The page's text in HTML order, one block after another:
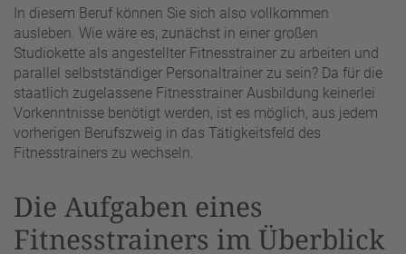
In diesem Beruf können Sie sich also vollkommen
ausleben. Wie wäre es, zunächst in einer großen
Studiokette als angestellter Fitnesstrainer zu arbeiten und
parallel selbstständiger Personaltrainer zu sein? Da für die
staatlich zugelassene Fitnesstrainer Ausbildung keinerlei
Vorkenntnisse benötigt werden, ist es möglich, aus jedem
vorherigen Berufszweig in das Tätigkeitsfeld des
Fitnesstrainers zu wechseln.
Die Aufgaben eines
Fitnesstrainers im Überblick